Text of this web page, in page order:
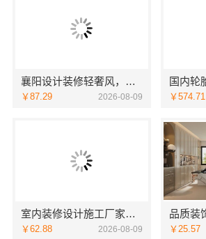
襄阳设计装修轻奢风，百年米莱空间美学装饰材料有限公司精致之选
￥87.29 2026-08-09 ￥574.71
室内装修设计施工厂家江西圣匠新型环保材料有限公司
￥62.88 2026-08-09 ￥25.57